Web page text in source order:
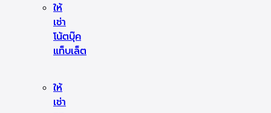
ให้
เช่า
โน้ตบุ๊ค
แท็บเล็ต
ให้
เช่า